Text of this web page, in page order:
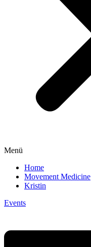
Menü
Home
Movement Medicine
Kristin
Events